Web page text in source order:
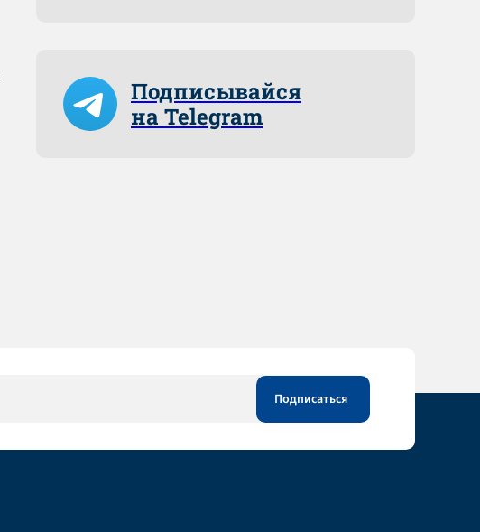
Подписывайся
на Telegram